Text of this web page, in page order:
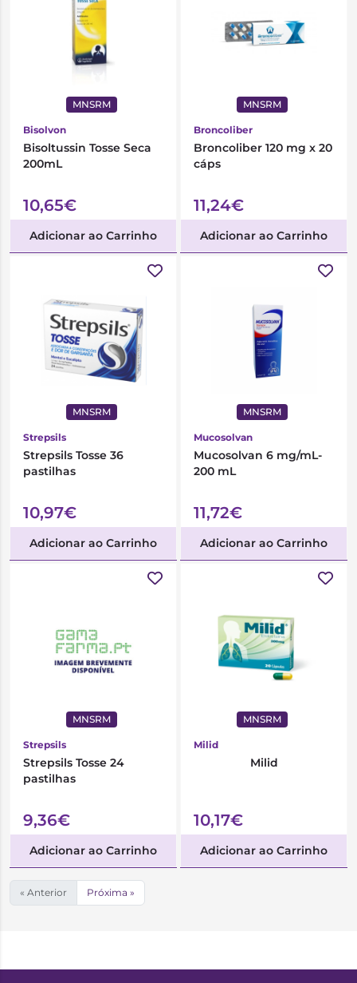
MNSRM
Bisolvon
Bisoltussin Tosse Seca
200mL
10,65€
Adicionar ao Carrinho
MNSRM
Broncoliber
Broncoliber 120 mg x 20
cáps
11,24€
Adicionar ao Carrinho
MNSRM
Strepsils
Strepsils Tosse 36
pastilhas
10,97€
Adicionar ao Carrinho
MNSRM
Mucosolvan
Mucosolvan 6 mg/mL-
200 mL
11,72€
Adicionar ao Carrinho
MNSRM
Strepsils
Strepsils Tosse 24
pastilhas
9,36€
Adicionar ao Carrinho
MNSRM
Milid
Milid
10,17€
Adicionar ao Carrinho
« Anterior Próxima »